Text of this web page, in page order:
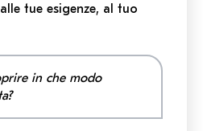
tue esigenze, al tuo
in che modo
?